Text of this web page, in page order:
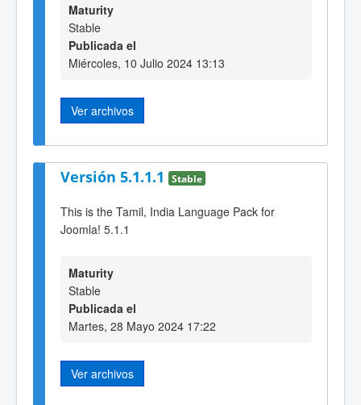
Maturity
Stable
Publicada el
Miércoles, 10 Julio 2024 13:13
Ver archivos
Versión 5.1.1.1 Stable
This is the Tamil, India Language Pack for
Joomla! 5.1.1
Maturity
Stable
Publicada el
Martes, 28 Mayo 2024 17:22
Ver archivos